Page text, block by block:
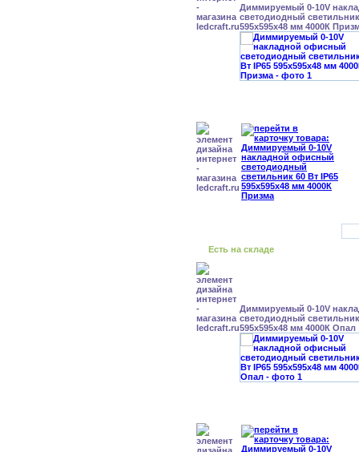
Диммируемый 0-10V
светодиодный
595x595x48 мм 4000К
Есть на складе
Диммируемый 0-10V
светодиодный
595x595x48 мм 4000К Опал